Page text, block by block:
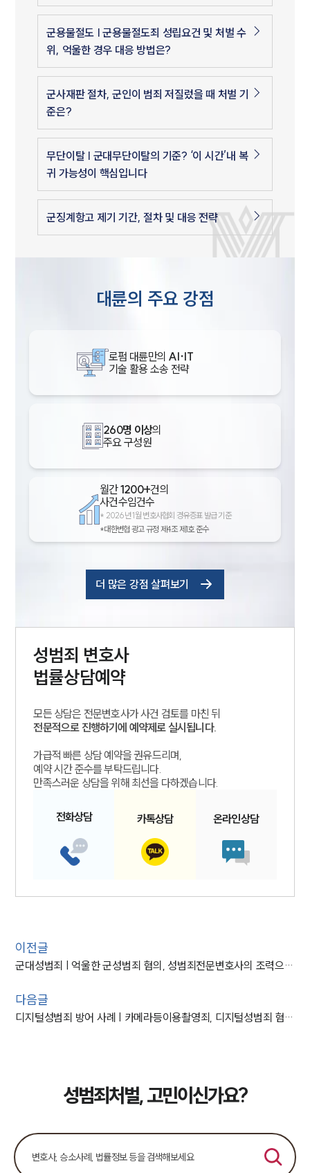
군용물절도 | 군용물절도죄 성립요건 및 처벌 수
위, 억울한 경우 대응 방법은?
군사재판 절차, 군인이 범죄 저질렀을 때 처벌 기
준은?
무단이탈 | 군대무단이탈의 기준? ‘이 시간’내 복
귀 가능성이 핵심입니다
군징계항고 제기 기간, 절차 및 대응 전략
대륜의 주요 강점
로펌 대륜만의 AI·IT
기술 활용 소송 전략
260명 이상의
주요 구성원
월간1200+건의
사건수임건수
* 2026년 1월 변호사협회 경유증표 발급 기준
*대한변협 광고 규정 제4조 제1호 준수
더 많은 강점 살펴보기
성범죄 변호사
법률상담예약
모든 상담은 전문변호사가 사건 검토를 마친 뒤
전문적으로 진행하기에 예약제로 실시됩니다.
가급적 빠른 상담 예약을 권유드리며,
예약 시간 준수를 부탁드립니다.
만족스러운 상담을 위해 최선을 다하겠습니다.
전화상담 카톡상담 온라인상담
이전글
군대성범죄 | 억울한 군성범죄 혐의, 성범죄전문변호사의 조력으로 불송치
다음글
디지털성범죄 방어 사례 | 카메라등이용촬영죄, 디지털성범죄 혐의 의뢰인 벌금형
성범죄처벌, 고민이신가요?